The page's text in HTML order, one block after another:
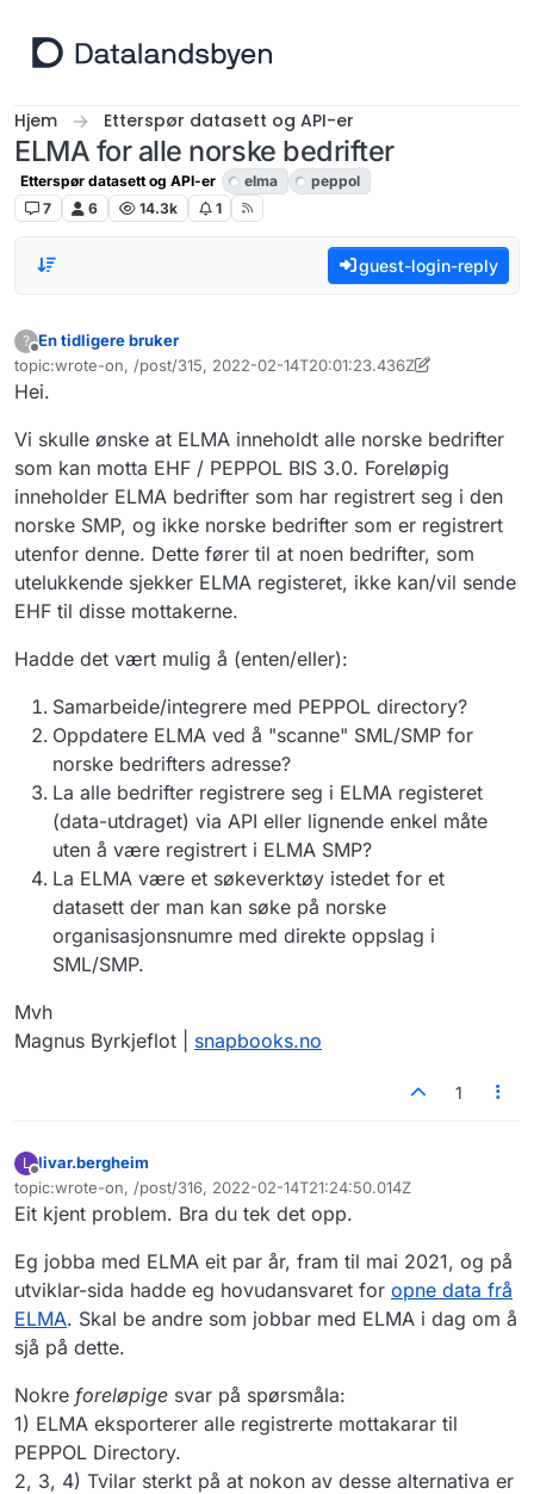
Hjem Etterspør datasett og API-er
ELMA for alle norske bedrifter
Etterspør datasett og API-er elma
peppol
7
6 14.3k 1
guest-login-reply
?
Frakoblet
En tidligere bruker
topic:wrote-on, /post/315, 2022-02-14T20:01:23.436Z
Sist endret av livar.bergheim11. jan. 2024, 09:10
Hei.
Vi skulle ønske at ELMA inneholdt alle norske bedrifter
som kan motta EHF / PEPPOL BIS 3.0. Foreløpig
inneholder ELMA bedrifter som har registrert seg i den
norske SMP, og ikke norske bedrifter som er registrert
utenfor denne. Dette fører til at noen bedrifter, som
utelukkende sjekker ELMA registeret, ikke kan/vil sende
EHF til disse mottakerne.
Hadde det vært mulig å (enten/eller):
Samarbeide/integrere med PEPPOL directory?
Oppdatere ELMA ved å "scanne" SML/SMP for
norske bedrifters adresse?
La alle bedrifter registrere seg i ELMA registeret
(data-utdraget) via API eller lignende enkel måte
uten å være registrert i ELMA SMP?
La ELMA være et søkeverktøy istedet for et
datasett der man kan søke på norske
organisasjonsnumre med direkte oppslag i
SML/SMP.
Mvh
Magnus Byrkjeflot | snapbooks.no
1
L
Frakoblet
livar.bergheim
topic:wrote-on, /post/316, 2022-02-14T21:24:50.014Z
Sist endret av
Eit kjent problem. Bra du tek det opp.
Eg jobba med ELMA eit par år, fram til mai 2021, og på
utviklar-sida hadde eg hovudansvaret for opne data frå
ELMA. Skal be andre som jobbar med ELMA i dag om å
sjå på dette.
Nokre foreløpige svar på spørsmåla:
1) ELMA eksporterer alle registrerte mottakarar til
PEPPOL Directory.
2, 3, 4) Tvilar sterkt på at nokon av desse alternativa er